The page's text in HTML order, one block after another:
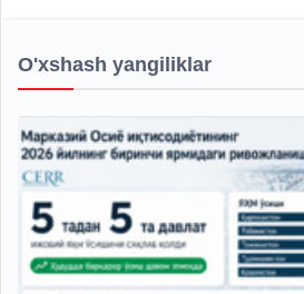
O'xshash yangiliklar